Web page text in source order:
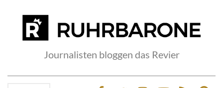
Journalisten bloggen das Revier